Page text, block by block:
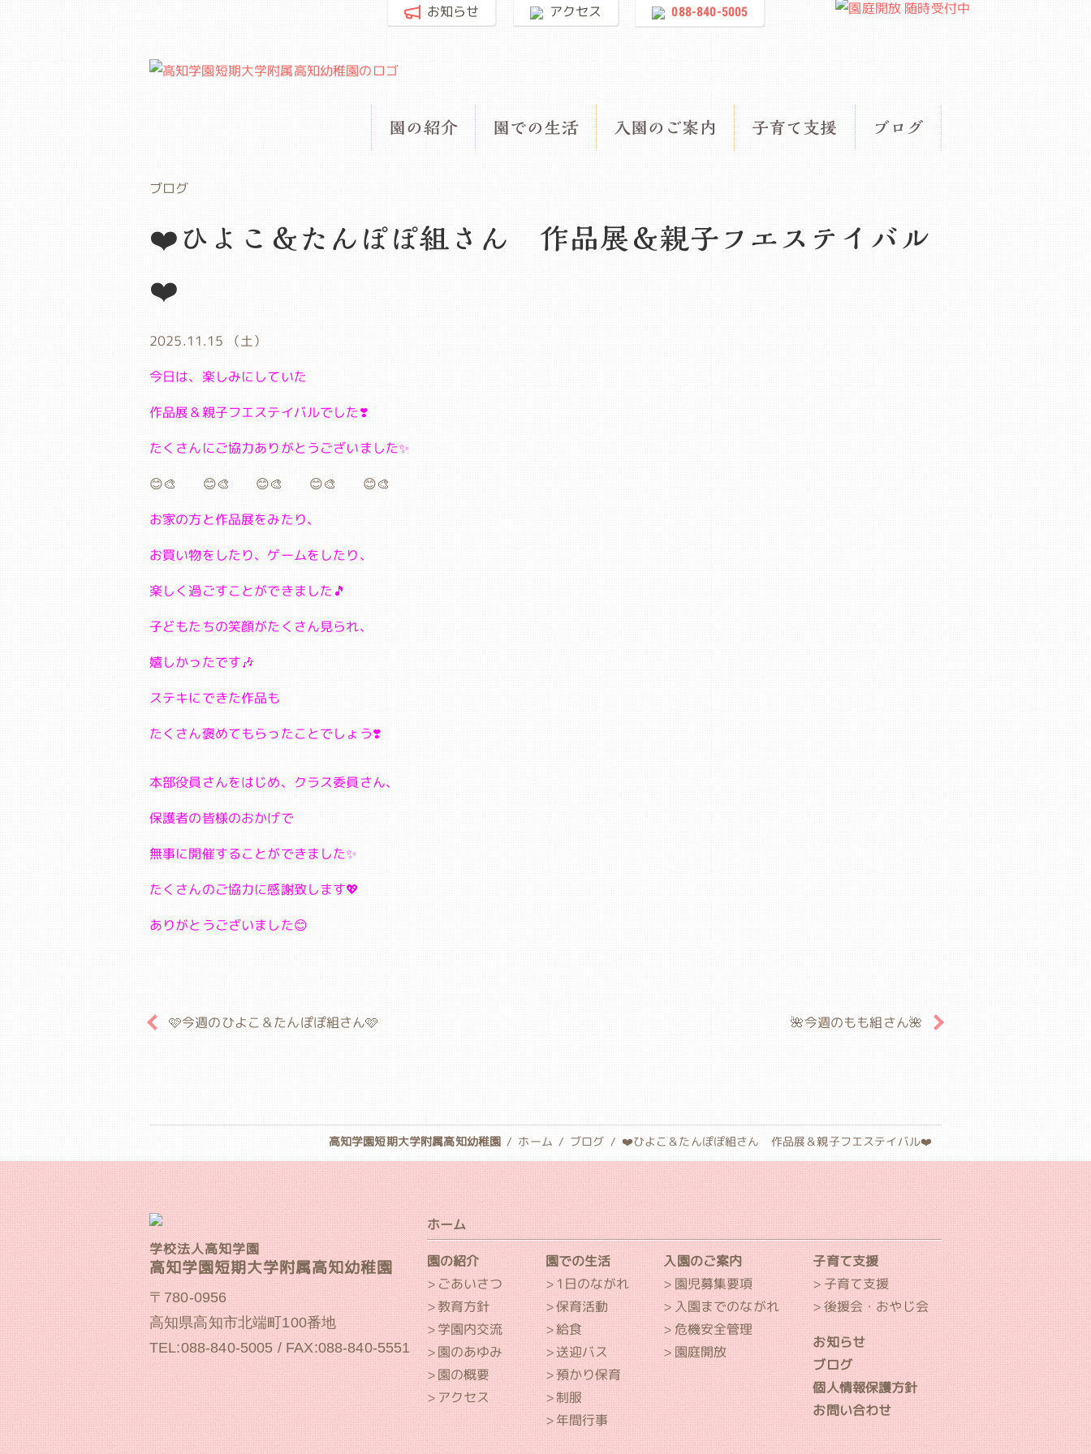
お知らせ アクセス 088-840-5005
園の紹介 園での生活 入園のご案内 子育て支援 ブログ
ブログ
❤️ひよこ＆たんぽぽ組さん 作品展＆親子フエステイバル
❤️
2025.11.15 （土）
今日は、楽しみにしていた
作品展＆親子フエステイバルでした❣️
たくさんにご協力ありがとうございました✨
😊🎨 😊🎨 😊🎨 😊🎨 😊🎨
お家の方と作品展をみたり、
お買い物をしたり、ゲームをしたり、
楽しく過ごすことができました🎵
子どもたちの笑顔がたくさん見られ、
嬉しかったです🎶
ステキにできた作品も
たくさん褒めてもらったことでしょう❣️
本部役員さんをはじめ、クラス委員さん、
保護者の皆様のおかげで
無事に開催することができました✨
たくさんのご協力に感謝致します💖
ありがとうございました😊
🩷今週のひよこ＆たんぽぽ組さん🩷 🌺今週のもも組さん🌺
高知学園短期大学附属高知幼稚園 ホーム ブログ ❤️ひよこ＆たんぽぽ組さん 作品展＆親子フエステイバル❤️
学校法人高知学園
高知学園短期大学附属高知幼稚園
〒780-0956
高知県高知市北端町100番地
TEL:088-840-5005 / FAX:088-840-5551
ホーム
園の紹介
ごあいさつ
教育方針
学園内交流
園のあゆみ
園の概要
アクセス
園での生活
1日のながれ
保育活動
給食
送迎バス
預かり保育
制服
年間行事
入園のご案内
園児募集要項
入園までのながれ
危機安全管理
園庭開放
子育て支援
子育て支援
後援会・おやじ会
お知らせ
ブログ
個人情報保護方針
お問い合わせ